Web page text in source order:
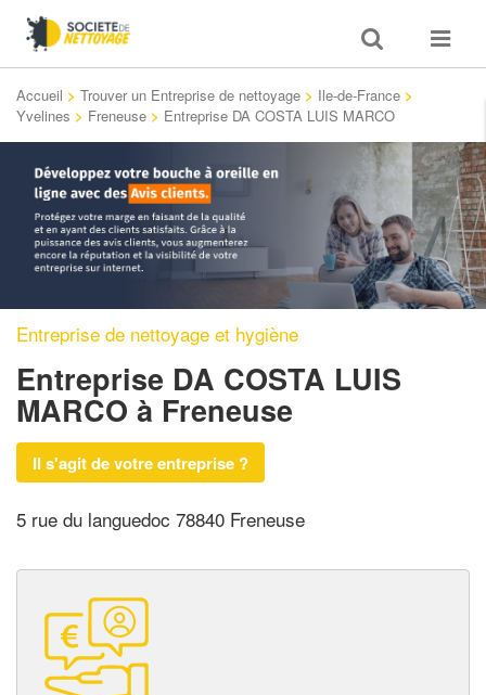
Toggle
search
Toggle
Accueil > Trouver un Entreprise de nettoyage > Ile-de-France >
Yvelines > Freneuse > Entreprise DA COSTA LUIS MARCO
Entreprise de nettoyage et hygiène
Entreprise DA COSTA LUIS
MARCO à Freneuse
Il s'agit de votre entreprise ?
5 rue du languedoc 78840 Freneuse